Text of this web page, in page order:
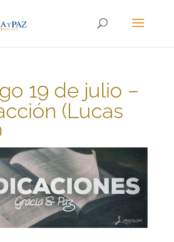
19 de julio –
(Lucas